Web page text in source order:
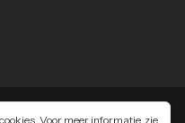
Voor meer informatie, zie
voorwaarden |